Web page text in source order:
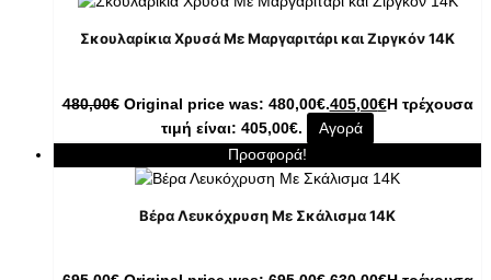
Σκουλαρίκια Χρυσά Με Μαργαριτάρι και Ζιργκόν 14K
480,00€ Original price was: 480,00€.405,00€Η τρέχουσα
τιμή είναι: 405,00€.
Αγορά
Προσφορά!
Βέρα Λευκόχρυση Με Σκάλισμα 14Κ